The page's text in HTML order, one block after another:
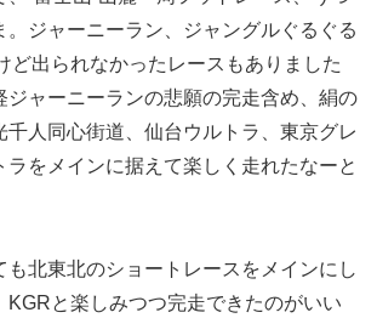
。ジャーニーラン、ジャングルぐるぐる
ど出られなかったレースもありました
ジャーニーランの悲願の完走含め、絹の
千人同心街道、仙台ウルトラ、東京グレ
ラをメインに据えて楽しく走れたなーと
も北東北のショートレースをメインにし
KGRと楽しみつつ完走できたのがいい